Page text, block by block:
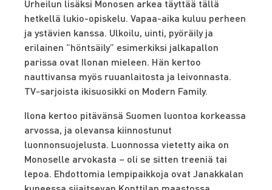
Urheilun lisäksi Monosen arkea täyttää tällä
hetkellä lukio-opiskelu. Vapaa-aika kuluu perheen
ja ystävien kanssa. Ulkoilu, uinti, pyöräily ja
erilainen ”höntsäily” esimerkiksi jalkapallon
parissa ovat Ilonan mieleen. Hän kertoo
nauttivansa myös ruuanlaitosta ja leivonnasta.
TV-sarjoista ikisuosikki on Modern Family.
Ilona kertoo pitävänsä Suomen luontoa korkeassa
arvossa, ja olevansa kiinnostunut
luonnonsuojelusta. Luonnossa vietetty aika on
Monoselle arvokasta – oli se sitten treeniä tai
lepoa. Ehdottomia lempipaikkoja ovat Janakkalan